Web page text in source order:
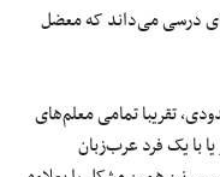
درسی می‌داند که معضل
تقریبا تمامی‌ معلم‌های
با یک فرد عرب‌زبان